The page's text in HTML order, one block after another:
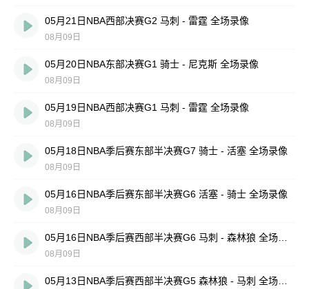
05月21日NBA西部决赛G2 马刺 - 雷霆 全场录像
08月09日
05月20日NBA东部决赛G1 骑士 - 尼克斯 全场录像
08月09日
05月19日NBA西部决赛G1 马刺 - 雷霆 全场录像
08月09日
05月18日NBA季后赛东部半决赛G7 骑士 - 活塞 全场录像
08月09日
05月16日NBA季后赛东部半决赛G6 活塞 - 骑士 全场录像
08月09日
08月09日